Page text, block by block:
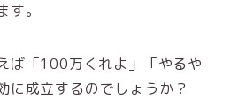
。
ば「100万くれよ」「やるや
に成立するのでしょうか？